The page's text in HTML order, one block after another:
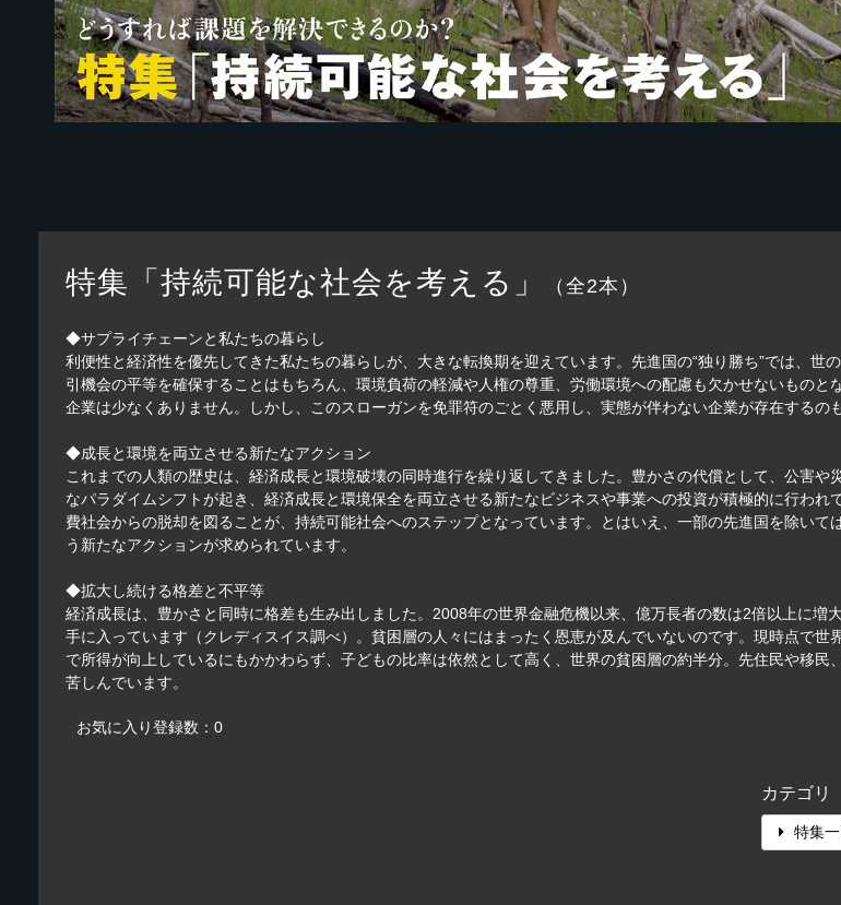
特集「持続可能な社会を考える」 （全2本）
◆サプライチェーンと私たちの暮らし
利便性と経済性を優先してきた私たちの暮らしが、大きな転換期を迎えています。先進国の“独り勝ち”では、
引機会の平等を確保することはもちろん、環境負荷の軽減や人権の尊重、労働環境への配慮も欠かせないもの
企業は少なくありません。しかし、このスローガンを免罪符のごとく悪用し、実態が伴わない企業が存在するの
◆成長と環境を両立させる新たなアクション
これまでの人類の歴史は、経済成長と環境破壊の同時進行を繰り返してきました。豊かさの代償として、公害
なパラダイムシフトが起き、経済成長と環境保全を両立させる新たなビジネスや事業への投資が積極的に行わ
費社会からの脱却を図ることが、持続可能社会へのステップとなっています。とはいえ、一部の先進国を除い
う新たなアクションが求められています。
◆拡大し続ける格差と不平等
経済成長は、豊かさと同時に格差も生み出しました。2008年の世界金融危機以来、億万長者の数は2倍以上に
手に入っています（クレディスイス調べ）。貧困層の人々にはまったく恩恵が及んでいないのです。現時点で
で所得が向上しているにもかかわらず、子どもの比率は依然として高く、世界の貧困層の約半分。先住民や移
苦しんでいます。
お気に入り登録数：0
カテゴリ
特集